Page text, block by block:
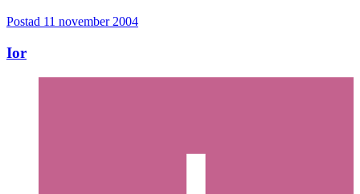
Postad 11 november 2004
Ior